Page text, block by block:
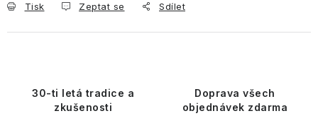
Tisk Zeptat se Sdílet
30-ti letá tradice a
zkušenosti
Doprava všech
objednávek zdarma